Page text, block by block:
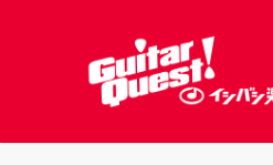
へ